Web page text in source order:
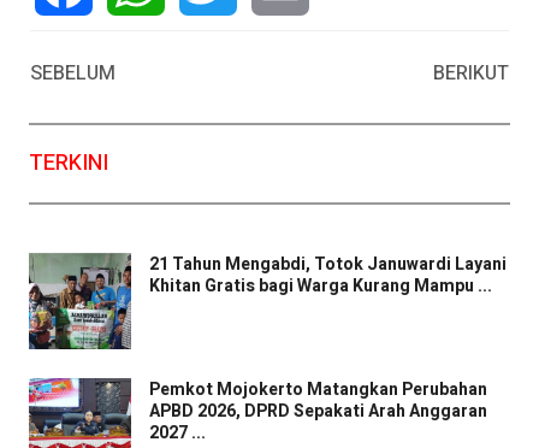
SEBELUM
BERIKUT
TERKINI
21 Tahun Mengabdi, Totok Januwardi Layani
Khitan Gratis bagi Warga Kurang Mampu ...
Pemkot Mojokerto Matangkan Perubahan
APBD 2026, DPRD Sepakati Arah Anggaran
2027 ...